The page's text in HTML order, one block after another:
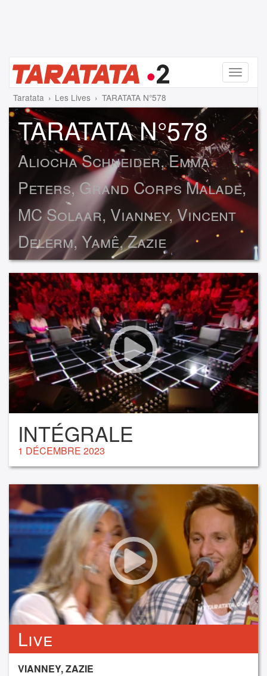
Menu
Taratata Les Lives TARATATA N°578
TARATATA N°578
Aliocha Schneider, Emma
Peters, Grand Corps Malade,
MC Solaar, Vianney, Vincent
Delerm, Yamê, Zazie
INTÉGRALE
1 DÉCEMBRE 2023
Live
VIANNEY, ZAZIE